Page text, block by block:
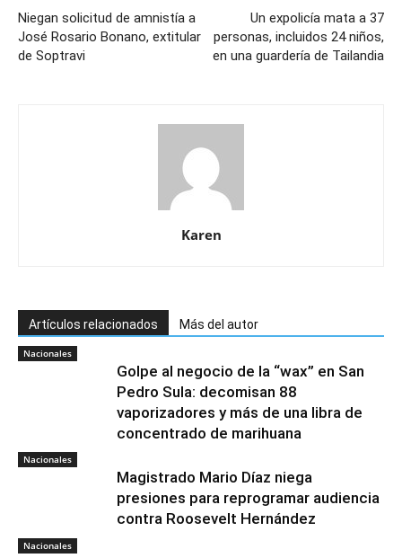
Niegan solicitud de amnistía a
José Rosario Bonano, extitular
de Soptravi
Un expolicía mata a 37
personas, incluidos 24 niños,
en una guardería de Tailandia
Karen
Artículos relacionados Más del autor
Nacionales
Golpe al negocio de la “wax” en San
Pedro Sula: decomisan 88
vaporizadores y más de una libra de
concentrado de marihuana
Nacionales
Magistrado Mario Díaz niega
presiones para reprogramar audiencia
contra Roosevelt Hernández
Nacionales